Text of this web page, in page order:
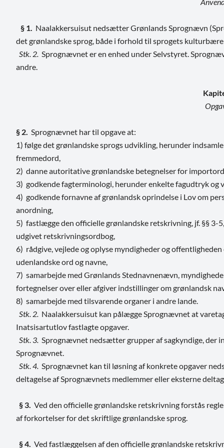
§ 1. Naalakkersuisut nedsætter Grønlands Sprognævn
det grønlandske sprog, både i forhold til sprogets
Stk. 2. Sprognævnet er en enhed under Selvstyret.
andre.
§ 2. Sprognævnet har til opgave at:
1) følge det grønlandske sprogs udvikling, herunder
fremmedord,
2) danne autoritative grønlandske betegnelser for
3) godkende fagterminologi, herunder enkelte fagudtryk og
4) godkende fornavne af grønlandsk oprindelse i Lov om
anordning,
5) fastlægge den officielle grønlandske retskrivning, jf. §§
udgivet retskrivningsordbog,
6) rådgive, vejlede og oplyse myndigheder og
udenlandske ord og navne,
7) samarbejde med Grønlands Stednavnenævn,
fortegnelser over eller afgiver indstillinger om grønlandsk
8) samarbejde med tilsvarende organer i andre lande.
Stk. 2. Naalakkersuisut kan pålægge Sprognævnet at
Inatsisartutlov fastlagte opgaver.
Stk. 3. Sprognævnet nedsætter grupper af sagkyndige, der
Sprognævnet.
Stk. 4. Sprognævnet kan til løsning af konkrete opgaver
deltagelse af Sprognævnets medlemmer eller eksterne
§ 3. Ved den officielle grønlandske retskrivning forstås
af forkortelser for det skriftlige grønlandske sprog.
§ 4. Ved fastlæggelsen af den officielle grønlandske